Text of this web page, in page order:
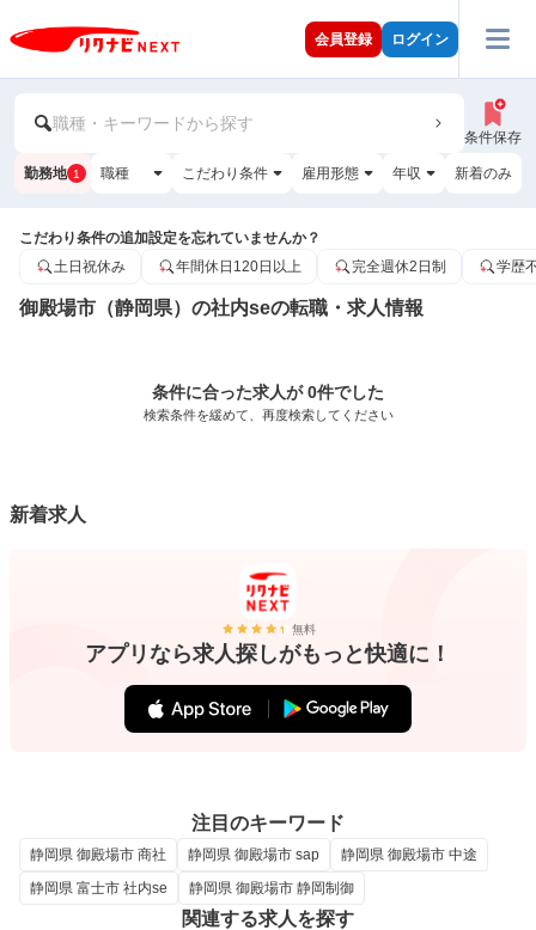
会員登録 ログイン
職種・キーワードから探す
条件保存
勤務地 1 職種 こだわり条件 雇用形態 年収 新着のみ
こだわり条件の追加設定を忘れていませんか？
土日祝休み
年間休日120日以上 完全週休2日制 学歴
御殿場市（静岡県）の社内seの転職・求人情報
条件に合った求人が 0件でした
検索条件を緩めて、再度検索してください
新着求人
無料
アプリなら求人探しがもっと快適に！
注目のキーワード
静岡県 御殿場市 商社 静岡県 御殿場市 sap
静岡県 御殿場市 中途
静岡県 富士市 社内se
静岡県 御殿場市 静岡制御
関連する求人を探す